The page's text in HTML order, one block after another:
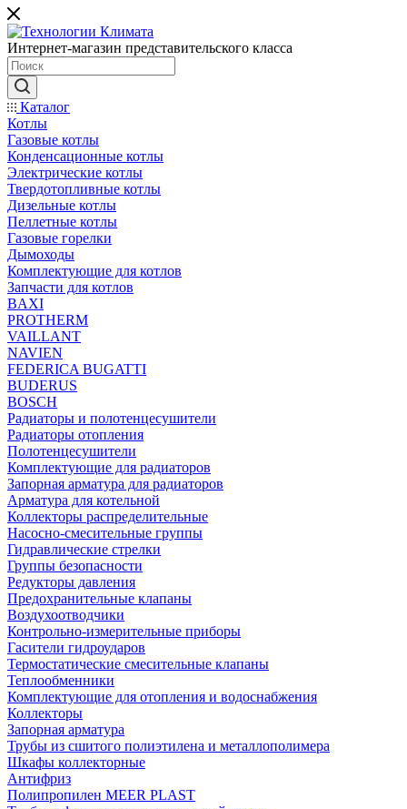
Интернет-магазин представительского класса
Каталог
Котлы
Газовые котлы
Конденсационные котлы
Электрические котлы
Твердотопливные котлы
Дизельные котлы
Пеллетные котлы
Газовые горелки
Дымоходы
Комплектующие для котлов
Запчасти для котлов
BAXI
PROTHERM
VAILLANT
NAVIEN
FEDERICA BUGATTI
BUDERUS
BOSCH
Радиаторы и полотенцесушители
Радиаторы отопления
Полотенцесушители
Комплектующие для радиаторов
Запорная арматура для радиаторов
Арматура для котельной
Коллекторы распределительные
Насосно-смесительные группы
Гидравлические стрелки
Группы безопасности
Редукторы давления
Предохранительные клапаны
Воздухоотводчики
Контрольно-измерительные приборы
Гасители гидроударов
Термостатические смесительные клапаны
Теплообменники
Комплектующие для отопления и водоснабжения
Коллекторы
Запорная арматура
Трубы из сшитого полиэтилена и металлополимера
Шкафы коллекторные
Антифриз
Полипропилен MEER PLAST